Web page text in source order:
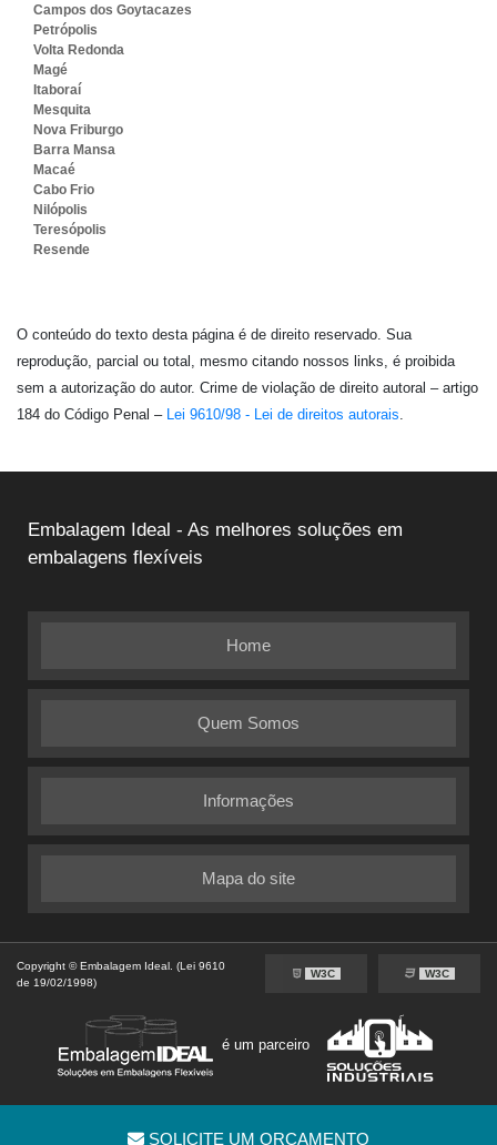
SOLICITE UM ORÇAMENTO
Campos dos Goytacazes
Petrópolis
Volta Redonda
Magé
Itaboraí
Mesquita
Nova Friburgo
Barra Mansa
Macaé
Cabo Frio
Nilópolis
Teresópolis
Resende
O conteúdo do texto desta página é de direito reservado. Sua
reprodução, parcial ou total, mesmo citando nossos links, é proibida
sem a autorização do autor. Crime de violação de direito autoral – artigo
184 do Código Penal – Lei 9610/98 - Lei de direitos autorais.
Embalagem Ideal - As melhores soluções em
embalagens flexíveis
Home
Quem Somos
Informações
Mapa do site
Copyright © Embalagem Ideal. (Lei 9610
de 19/02/1998)
W3C W3C
é um parceiro